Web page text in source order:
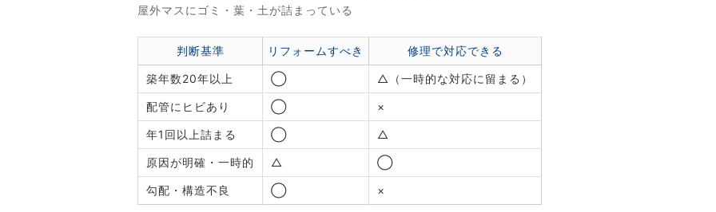
屋外マスにゴミ・葉・土が詰まっている
判断基準 リフォームすべき 修理で対応できる
築年数20年以上 ◯ △（一時的な対応に留まる）
配管にヒビあり ◯ ×
年1回以上詰まる ◯ △
原因が明確・一時的 △ ◯
勾配・構造不良 ◯ ×